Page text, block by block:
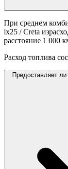
При среднем
ix25 / Creta
расстояние 1 000
Расход топлива
Предоставляет